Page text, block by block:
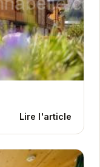
Lire l'article